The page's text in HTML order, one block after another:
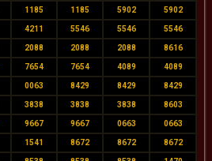
1185 1185 5902 5902
4211 5546 5546 5546
2088 2088 2088 8616
7654 7654 4089 4089
0063 8429 8429 8429
3838 3838 3838 8603
9667 9667 0663 0663
1541 8672 8672 8672